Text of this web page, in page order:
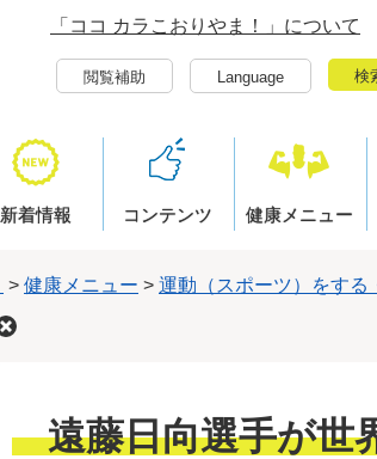
「ココ カラこおりやま！」について
閲覧補助 Language 検
新着情報 コンテンツ 健康メニュー
> 健康メニュー > 運動（スポーツ）をする
文
遠藤日向選手が世